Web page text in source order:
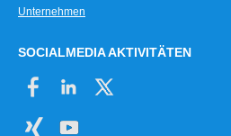
Unternehmen
SOCIALMEDIA AKTIVITÄTEN